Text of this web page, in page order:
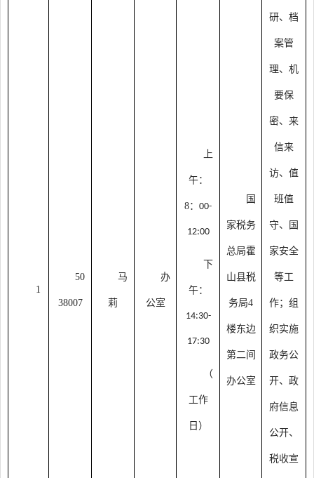
1
50
38007
马
莉
办
公室
上
午：
8： 00-
12:00
下
午：
14:30-
17:30
（
工作
日）
国
家税务
总局霍
山县税
务局4
楼东边
第二间
办公室
研、档
案管
理、机
要保
密、来
信来
访、值
班值
守、国
家安全
等工
作；组
织实施
政务公
开、政
府信息
公开、
税收宣